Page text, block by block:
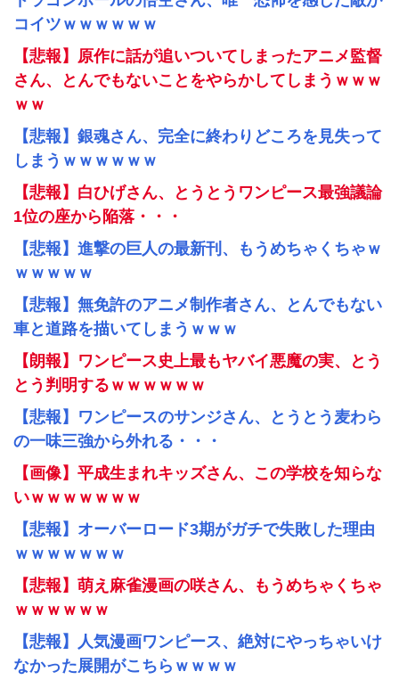
コイツｗｗｗｗｗｗ
【悲報】原作に話が追いついてしまったアニメ監督
さん、とんでもないことをやらかしてしまうｗｗｗ
ｗｗ
【悲報】銀魂さん、完全に終わりどころを見失って
しまうｗｗｗｗｗｗ
【悲報】白ひげさん、とうとうワンピース最強議論
1位の座から陥落・・・
【悲報】進撃の巨人の最新刊、もうめちゃくちゃｗ
ｗｗｗｗｗ
【悲報】無免許のアニメ制作者さん、とんでもない
車と道路を描いてしまうｗｗｗ
【朗報】ワンピース史上最もヤバイ悪魔の実、とう
とう判明するｗｗｗｗｗｗ
【悲報】ワンピースのサンジさん、とうとう麦わら
の一味三強から外れる・・・
【画像】平成生まれキッズさん、この学校を知らな
いｗｗｗｗｗｗｗ
【悲報】オーバーロード3期がガチで失敗した理由
ｗｗｗｗｗｗｗ
【悲報】萌え麻雀漫画の咲さん、もうめちゃくちゃ
ｗｗｗｗｗｗ
【悲報】人気漫画ワンピース、絶対にやっちゃいけ
なかった展開がこちらｗｗｗｗ